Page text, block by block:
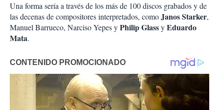
Una forma sería a través de los más de 100 discos grabados y de
las decenas de compositores interpretados, comoJanos Starker,
Manuel Barrueco, Narciso Yepes yPhilip GlassyEduardo
Mata.